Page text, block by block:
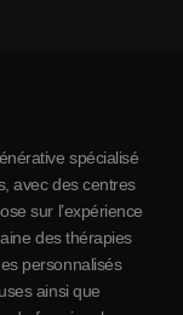
spécialisé
avec des centres
sur l’expérience
des thérapies
personnalisés
ainsi que